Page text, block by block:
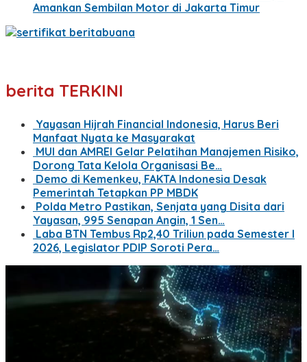
Amankan Sembilan Motor di Jakarta Timur
berita TERKINI
Yayasan Hijrah Financial Indonesia, Harus Beri
Manfaat Nyata ke Masyarakat
MUI dan AMREI Gelar Pelatihan Manajemen Risiko,
Dorong Tata Kelola Organisasi Be…
Demo di Kemenkeu, FAKTA Indonesia Desak
Pemerintah Tetapkan PP MBDK
Polda Metro Pastikan, Senjata yang Disita dari
Yayasan, 995 Senapan Angin, 1 Sen…
Laba BTN Tembus Rp2,40 Triliun pada Semester I
2026, Legislator PDIP Soroti Pera…